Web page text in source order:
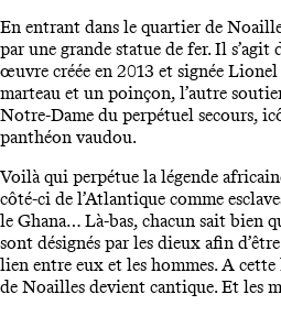
En entrant dans le quartier de
par une grande statue de fer. Il s’agit
œuvre créée en 2013 et signée
marteau et un poinçon, l’autre
Notre-Dame du perpétuel secours,
panthéon vaudou.
Voilà qui perpétue la légende
côté-ci de l’Atlantique comme
le Ghana… Là-bas, chacun sait bien
sont désignés par les dieux afin
lien entre eux et les hommes. A
de Noailles devient cantique. Et les